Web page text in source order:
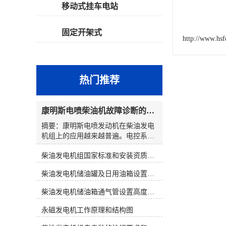
http://
移动式挂车电站
固定开架式
热门推荐
康明斯电喷柴油机故障诊断的解决思路
摘要：康明斯电喷发动机在柴油发电
机组上的应用越来越普遍。电控系统
在提高柴油发电机组性能的同时，也
使发动机的故障诊断变得复杂起来。
码，大多数都能判明故障可能发生的
原因和部位。然而，在对发电机组维
修时，若仅仅靠故障代码寻找故障，
往往会出现判断上的失误。因此，在
对电控发电机组进行维修时应综合分
柴油发电机组国家标准和安装资质要求
柴油发电机储油罐及日用油箱设置要求
柴油发电机储油箱通气管设置高度和做法
永磁发电机工作原理和结构图